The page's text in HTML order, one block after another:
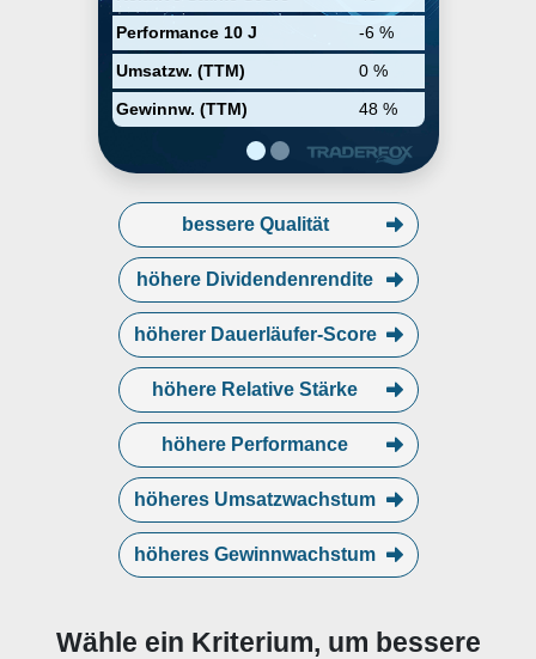
Performance 10 J
-6 %
Umsatzw. (TTM)
0 %
Gewinnw. (TTM)
48 %
bessere Qualität
höhere Dividendenrendite
höherer Dauerläufer-Score
höhere Relative Stärke
höhere Performance
höheres Umsatzwachstum
höheres Gewinnwachstum
Wähle ein Kriterium, um bessere